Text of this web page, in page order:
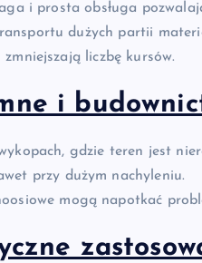
i prosta obsługa
dużych partii
zmniejszają liczbę kursów.
i
gdzie teren jest
przy dużym nachyleniu.
mogą napotkać